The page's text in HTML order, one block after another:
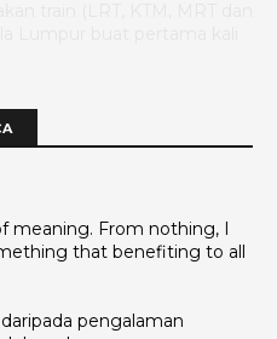
meaning. From nothing, I
that benefiting to all
pengalaman